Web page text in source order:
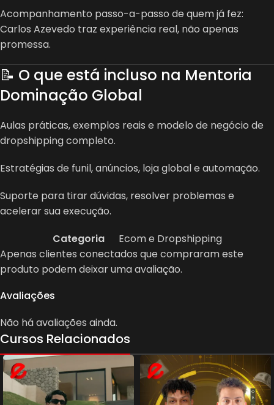
Acompanhamento passo-a-passo de quem já fez:
Carlos Azevedo traz experiência real, não apenas
promessa.
📝 O que está incluso na Mentoria
Dominação Global
Aulas práticas, exemplos reais e modelo de negócio de
dropshipping completo.
Estratégias de funil, anúncios, loja global e automação.
Suporte para tirar dúvidas, resolver problemas e
acelerar sua execução.
Categoria
Ecom e Dropshipping
Avaliações
Não há avaliações ainda.
Apenas clientes conectados que compraram este
produto podem deixar uma avaliação.
Cursos Relacionados